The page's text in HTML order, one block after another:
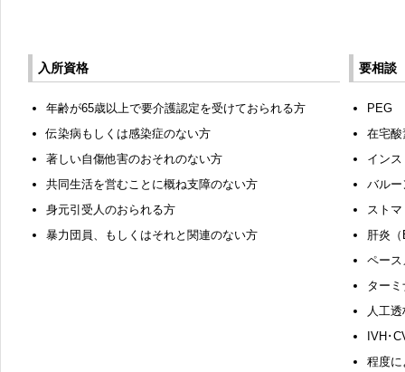
入所資格
年齢が65歳以上で要介護認定を受けておられる方
伝染病もしくは感染症のない方
著しい自傷他害のおそれのない方
共同生活を営むことに概ね支障のない方
身元引受人のおられる方
暴力団員、もしくはそれと関連のない方
要相談
PEG
在宅酸
イン
バルー
ストマ
肝炎
ペース
ター
人工透
IVH･
程度に